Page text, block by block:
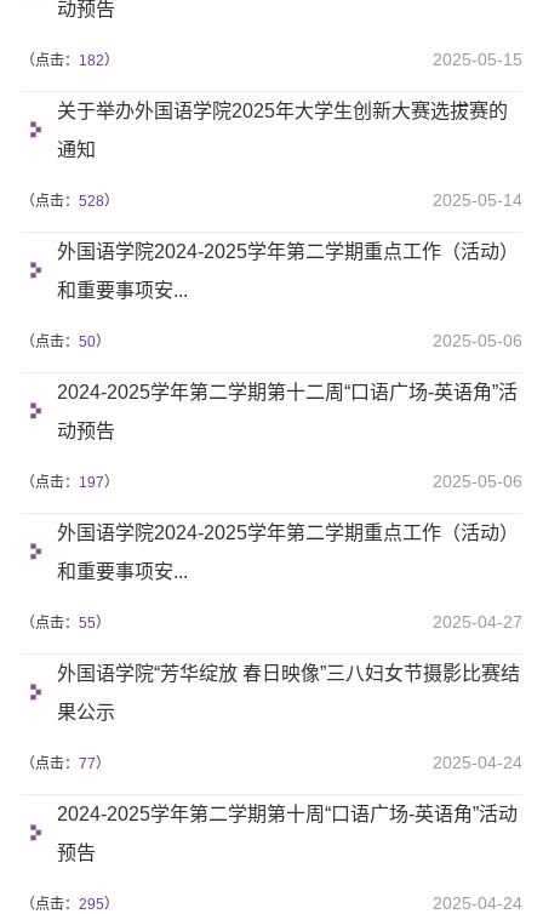
动预告
（点击： 182） 2025-05-15
关于举办外国语学院2025年大学生创新大赛选拔赛的
通知
（点击： 528） 2025-05-14
外国语学院2024-2025学年第二学期重点工作（活动）
和重要事项安...
（点击： 50） 2025-05-06
2024-2025学年第二学期第十二周“口语广场-英语角”活
动预告
（点击： 197） 2025-05-06
外国语学院2024-2025学年第二学期重点工作（活动）
和重要事项安...
（点击： 55） 2025-04-27
外国语学院“芳华绽放 春日映像”三八妇女节摄影比赛结
果公示
（点击： 77） 2025-04-24
2024-2025学年第二学期第十周“口语广场-英语角”活动
预告
（点击： 295） 2025-04-24